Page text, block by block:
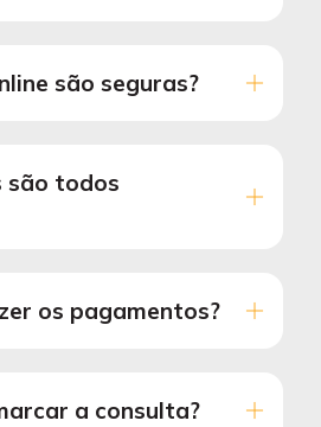
são seguras?
são todos
os pagamentos?
a consulta?